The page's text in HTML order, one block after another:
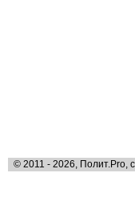
© 2011 - 2026, Полит.Pro,